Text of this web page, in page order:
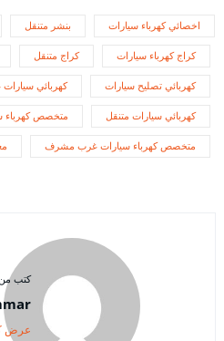
اخصائي كهرباء سيارات بنشر متنقل
كراج كهرباء سيارات كراج متنقل
كهربائي تصليح سيارات كهربائي
كهربائي سيارات متنقل متخصص كهرباء
متخصص كهرباء سيارات غرب مشرف
كتب
عرض